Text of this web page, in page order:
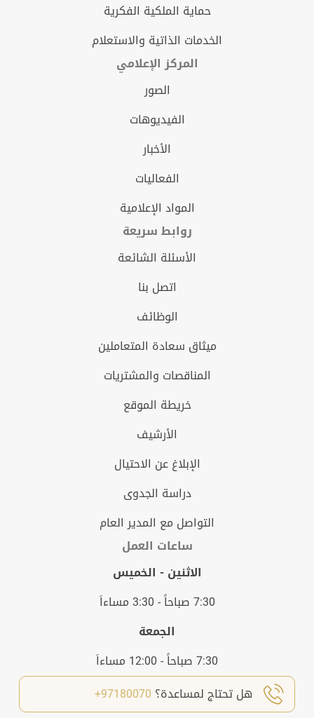
حماية الملكية الفكرية
الخدمات الذاتية والاستعلام
المركز الإعلامي
الصور
الفيديوهات
الأخبار
الفعاليات
المواد الإعلامية
روابط سريعة
الأسئلة الشائعة
اتصل بنا
الوظائف
ميثاق سعادة المتعاملين
المناقصات والمشتريات
خريطة الموقع
الأرشيف
الإبلاغ عن الاحتيال
دراسة الجدوى
التواصل مع المدير العام
ساعات العمل
الاثنين - الخميس
7:30 صباحاً - 3:30 مساءاَ
الجمعة
7:30 صباحاً - 12:00 مساءاَ
هل تحتاج لمساعدة؟ 97180070+